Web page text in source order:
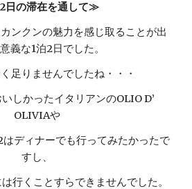
日の滞在を通して≫
ンクンの魅力を感じ取ることが出
義な1泊2日でした。
足りませんでしたね・・・
しかったイタリアンのOLIO D’
OLIVIAや
はディナーでも行ってみたかったで
すし、
行くことすらできませんでした。